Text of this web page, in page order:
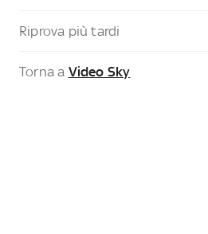
Riprova più tardi
Torna a Video Sky